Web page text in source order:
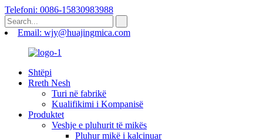
Telefoni: 0086-15830983988
Email: wjy@huajingmica.com
Shtëpi
Rreth Nesh
Turi në fabrikë
Kualifikimi i Kompanisë
Produktet
Veshje e pluhurit të mikës
Pluhur mikë i kalcinuar